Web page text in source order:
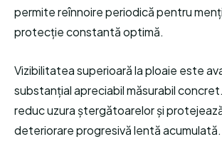
permite reînnoire periodică pentru
protecție constantă optimă.
Vizibilitatea superioară la ploaie este
substanțial apreciabil măsurabil
reduc uzura ștergătoarelor și
deteriorare progresivă lentă